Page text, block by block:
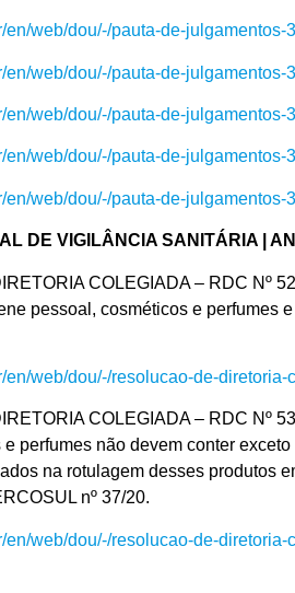
en/web/dou/-/pauta-de-julgamentos-
en/web/dou/-/pauta-de-julgamentos-
en/web/dou/-/pauta-de-julgamentos-
en/web/dou/-/pauta-de-julgamentos-
en/web/dou/-/pauta-de-julgamentos-
DE VIGILÂNCIA SANITÁRIA |
COLEGIADA – RDC Nº
pessoal, cosméticos e perfumes
en/web/dou/-/resolucao-de-
COLEGIADA – RDC Nº
perfumes não devem conter
na rotulagem desses produtos
nº 37/20.
en/web/dou/-/resolucao-de-